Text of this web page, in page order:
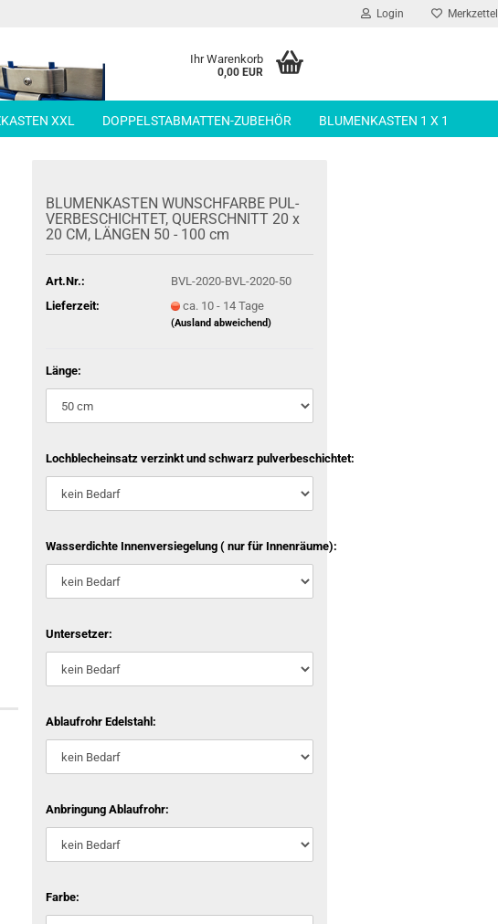
Login Merkzettel
Ihr Warenkorb
0,00 EUR
XXL DOPPELSTABMATTEN-ZUBEHÖR BLUMENKASTEN 1 X 1
BLU­MEN­KAS­TEN WUNSCH­FAR­BE PUL­
VER­BE­SCHICH­TET, QUER­SCHNITT 20 x
20 CM, LÄN­GEN 50 - 100 cm
Art.Nr.:
BVL-2020-BVL-2020-50
Lieferzeit:
ca. 10 - 14 Tage
(Ausland abweichend)
Länge:
Lochblecheinsatz verzinkt und schwarz pulverbeschichtet:
Wasserdichte Innenversiegelung ( nur für Innenräume):
Untersetzer:
Ablaufrohr Edelstahl:
Anbringung Ablaufrohr:
Farbe: